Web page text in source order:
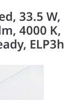
33.5 W,
4000 K,
ELP3h